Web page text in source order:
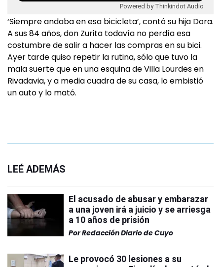
Powered by Thinkindot Audio
‘Siempre andaba en esa bicicleta’, contó su hija Dora.
A sus 84 años, don Zurita todavía no perdía esa
costumbre de salir a hacer las compras en su bici.
Ayer tarde quiso repetir la rutina, sólo que tuvo la
mala suerte que en una esquina de Villa Lourdes en
Rivadavia, y a media cuadra de su casa, lo embistió
un auto y lo mató.
LEÉ ADEMÁS
El acusado de abusar y embarazar
a una joven irá a juicio y se arriesga
a 10 años de prisión
PorRedacción Diario de Cuyo
Le provocó 30 lesiones a su